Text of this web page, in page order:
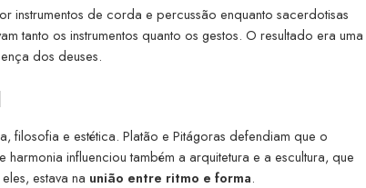
instrumentos de corda e percussão enquanto sacerdotisas
tanto os instrumentos quanto os gestos. O resultado era uma
dos deuses.
filosofia e estética. Platão e Pitágoras defendiam que o
influenciou também a arquitetura e a escultura, que
estava na união entre ritmo e forma.